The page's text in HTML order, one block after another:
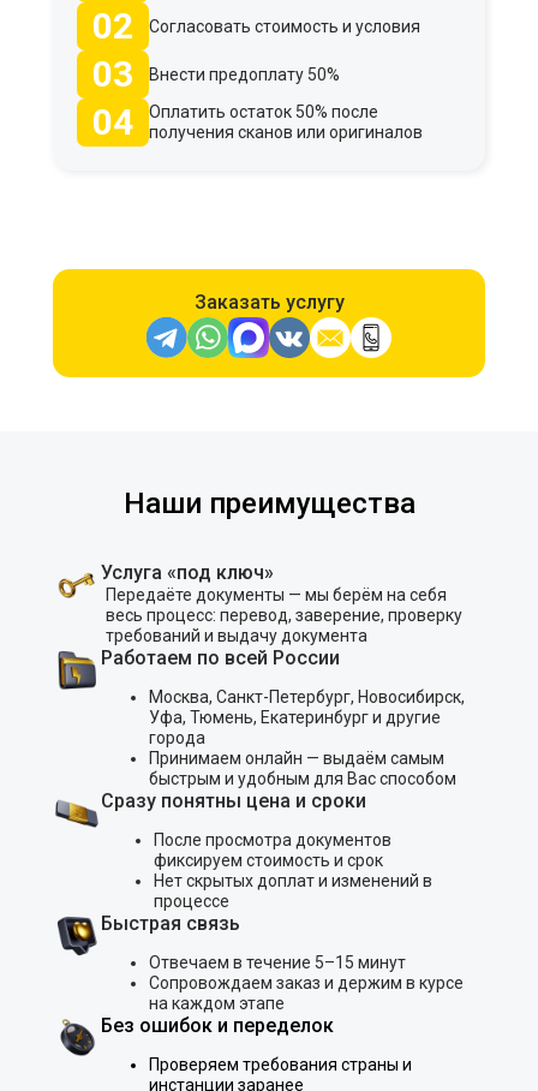
02 Согласовать стоимость и условия
03 Внести предоплату 50%
04
Оплатить остаток 50% после
получения сканов или оригиналов
Заказать услугу
Наши преимущества
Услуга «под ключ»
Передаёте документы — мы берём на себя
весь процесс: перевод, заверение, проверку
требований и выдачу документа
Работаем по всей России
Москва, Санкт-Петербург, Новосибирск,
Уфа, Тюмень, Екатеринбург и другие
города
Принимаем онлайн — выдаём самым
быстрым и удобным для Вас способом
Сразу понятны цена и сроки
После просмотра документов
фиксируем стоимость и срок
Нет скрытых доплат и изменений в
процессе
Быстрая связь
Отвечаем в течение 5–15 минут
Сопровождаем заказ и держим в курсе
на каждом этапе
Без ошибок и переделок
Проверяем требования страны и
инстанции заранее